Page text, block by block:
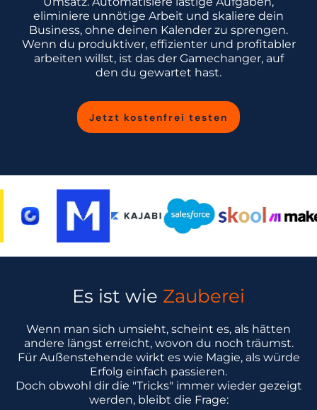
eliminiere unnötige Arbeit und skaliere dein
Business, ohne deinen Kalender zu sprengen.
Wenn du produktiver, effizienter und profitabler
arbeiten willst, ist das der Gamechanger, auf
den du gewartet hast.
Jetzt kostenfrei testen
Es ist wie Zauberei
Wenn man sich umsieht, scheint es, als hätten
andere längst erreicht, wovon du noch träumst.
Für Außenstehende wirkt es wie Magie, als würde
Erfolg einfach passieren.
Doch obwohl dir die "Tricks" immer wieder gezeigt
werden, bleibt die Frage: